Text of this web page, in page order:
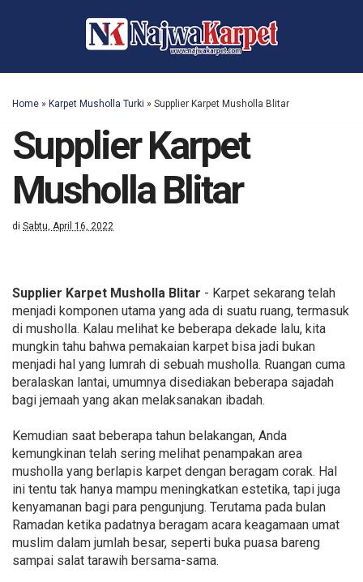
Home » Karpet Musholla Turki » Supplier Karpet Musholla Blitar
Supplier Karpet
Musholla Blitar
di Sabtu, April 16, 2022
Supplier Karpet Musholla Blitar - Karpet sekarang telah
menjadi komponen utama yang ada di suatu ruang, termasuk
di musholla. Kalau melihat ke beberapa dekade lalu, kita
mungkin tahu bahwa pemakaian karpet bisa jadi bukan
menjadi hal yang lumrah di sebuah musholla. Ruangan cuma
beralaskan lantai, umumnya disediakan beberapa sajadah
bagi jemaah yang akan melaksanakan ibadah.
Kemudian saat beberapa tahun belakangan, Anda
kemungkinan telah sering melihat penampakan area
musholla yang berlapis karpet dengan beragam corak. Hal
ini tentu tak hanya mampu meningkatkan estetika, tapi juga
kenyamanan bagi para pengunjung. Terutama pada bulan
Ramadan ketika padatnya beragam acara keagamaan umat
muslim dalam jumlah besar, seperti buka puasa bareng
sampai salat tarawih bersama-sama.